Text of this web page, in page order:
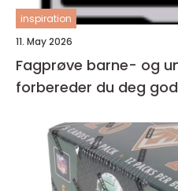
inspiration
11. May 2026
Fagprøve barne- og
forbereder du deg